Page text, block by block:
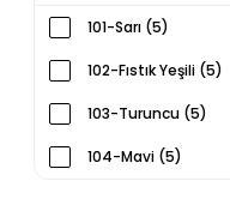
101-Sarı (5)
102-Fıstık Yeşili (5)
103-Turuncu (5)
104-Mavi (5)